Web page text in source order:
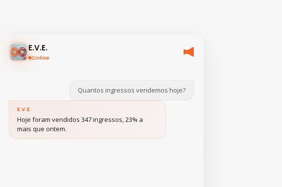
E.V.E.
Online
Quantos ingressos vendemos hoje?
E.V.E.
Hoje foram vendidos 347 ingressos, 23% a
mais que ontem.